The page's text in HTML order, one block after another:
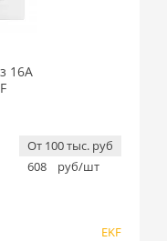
16А
От 100 тыс. руб
608
руб/шт
EKF